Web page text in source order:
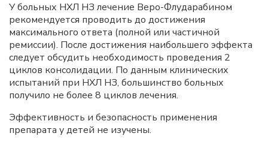
У больных НХЛ НЗ лечение Веро-Флударабином
рекомендуется проводить до достижения
максимального ответа (полной или частичной
ремиссии). После достижения наибольшего эффекта
следует обсудить необходимость проведения 2
циклов консолидации. По данным клинических
испытаний при НХЛ НЗ, большинство больных
получило не более 8 циклов лечения.
Эффективность и безопасность применения
препарата у детей не изучены.